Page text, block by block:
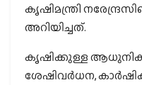
കൃഷിമന്ത്രി
അറിയിച്ചത്.
കൃഷിക്കുള്ള ആധുനിക
ശേഷിവര്‍ധന,